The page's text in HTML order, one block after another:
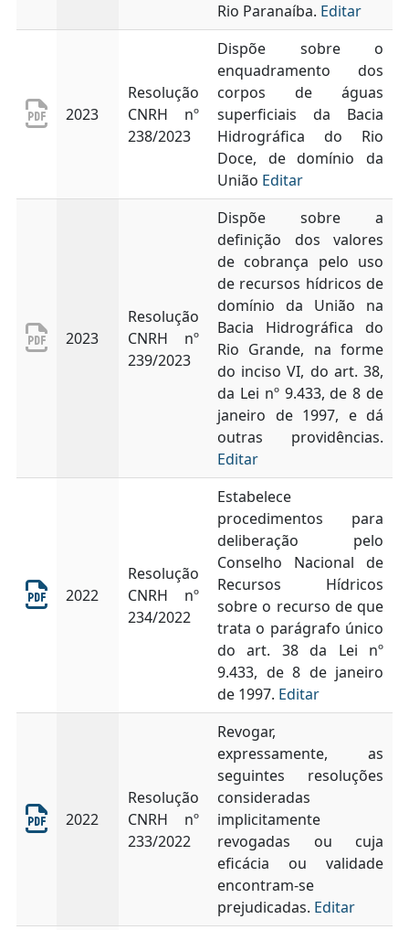
Rio Paranaíba. Editar
2023
Resolução
CNRH nº
238/2023
Dispõe sobre o
enquadramento dos
corpos de águas
superficiais da Bacia
Hidrográfica do Rio
Doce, de domínio da
União Editar
2023
Resolução
CNRH nº
239/2023
Dispõe sobre a
definição dos valores
de cobrança pelo uso
de recursos hídricos de
domínio da União na
Bacia Hidrográfica do
Rio Grande, na forme
do inciso VI, do art. 38,
da Lei nº 9.433, de 8 de
janeiro de 1997, e dá
outras providências.
Editar
2022
Resolução
CNRH nº
234/2022
Estabelece
procedimentos para
deliberação pelo
Conselho Nacional de
Recursos Hídricos
sobre o recurso de que
trata o parágrafo único
do art. 38 da Lei nº
9.433, de 8 de janeiro
de 1997. Editar
2022
Resolução
CNRH nº
233/2022
Revogar,
expressamente, as
seguintes resoluções
consideradas
implicitamente
revogadas ou cuja
eficácia ou validade
encontram-se
prejudicadas. Editar